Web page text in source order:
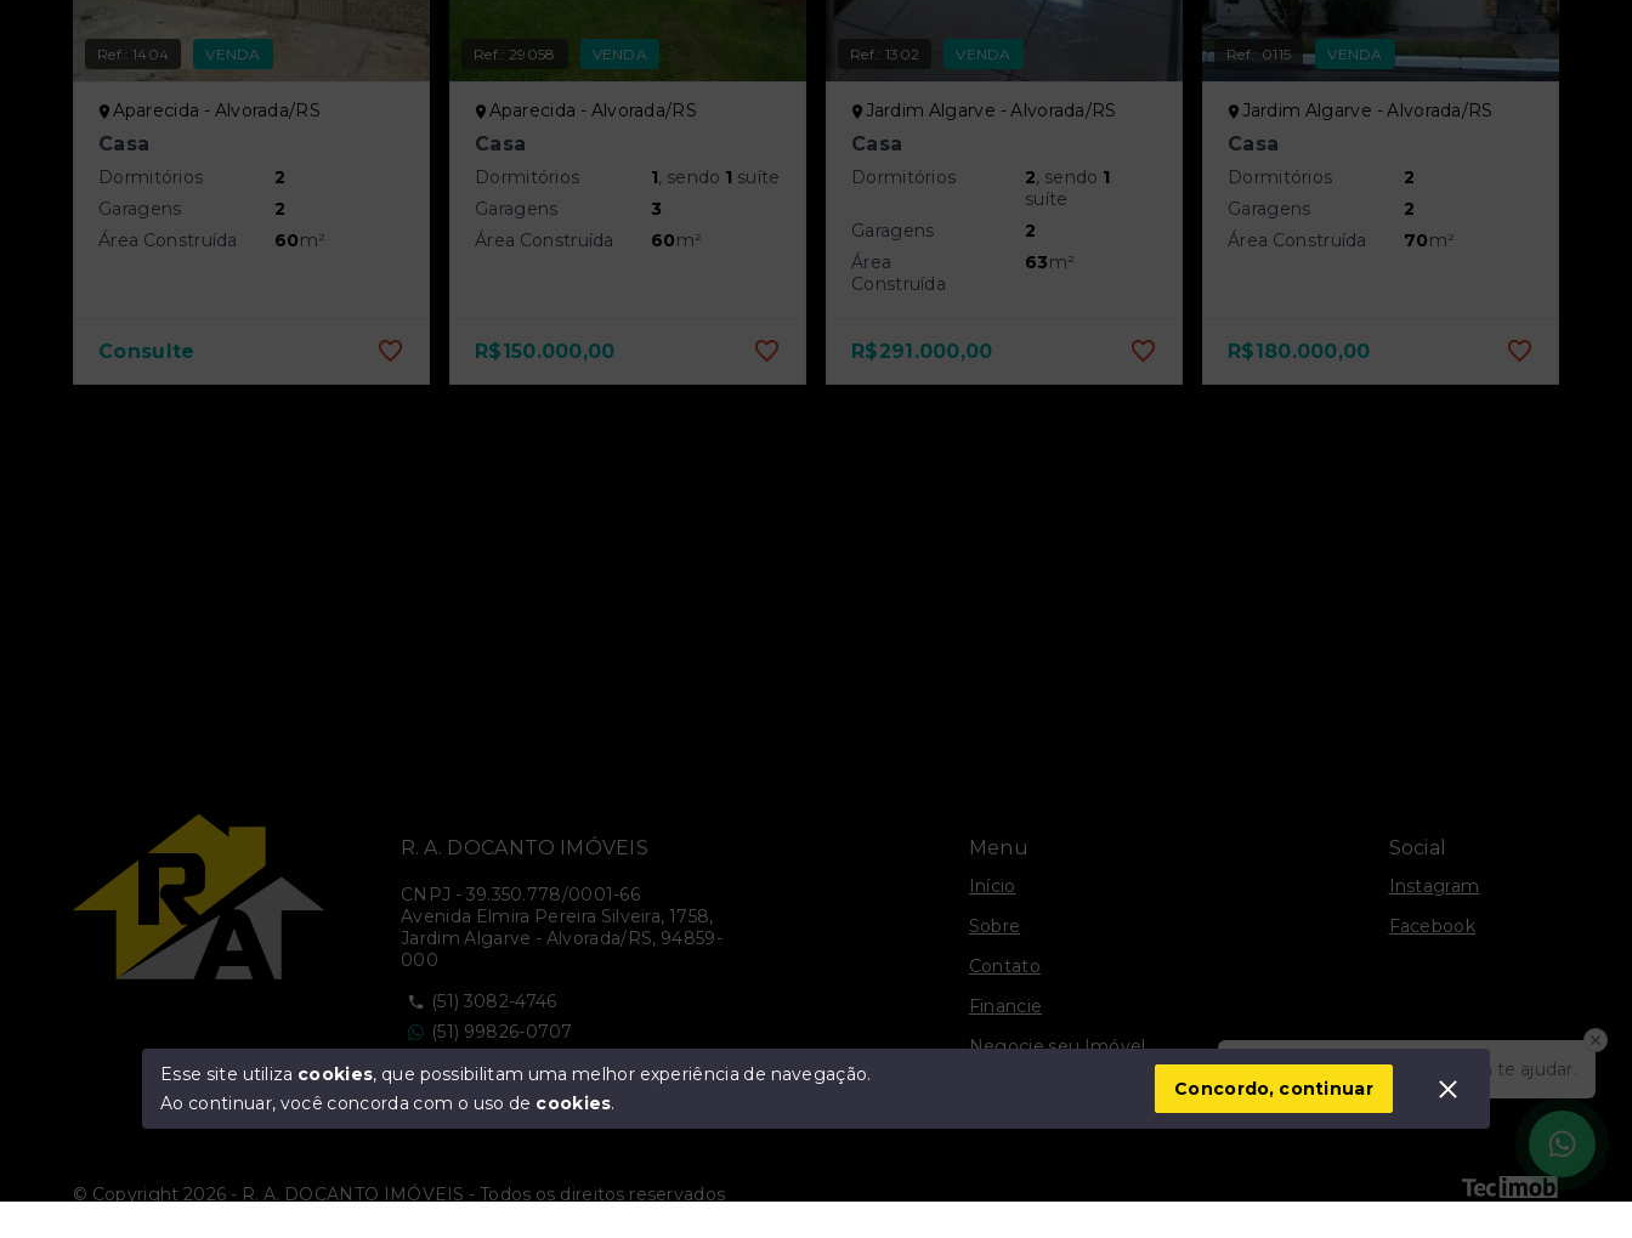
Ref.:1404 VENDA
Aparecida - Alvorada/RS
Casa
Dormitórios
2
Garagens
2
Área Construída
60m²
Consulte
Ref.: 29058 VENDA
Aparecida - Alvorada/RS
Casa
Dormitórios 1, sendo 1 suíte
Garagens
3
Área Construída
60m²
R$150.000,00
Ref.:1302 VENDA
Jardim Algarve - Alvorada/RS
Casa
Dormitórios 2, sendo 1
suíte
Garagens
2
Área
Construída
63m²
R$291.000,00
Ref.: 0115 VENDA
Jardim Algarve - Alvorada/RS
Casa
Dormitórios
2
Garagens
2
Área Construída
70m²
R$180.000,00
Olá! Estamos disponíveis para te ajudar.
Menu
Início
Sobre
Contato
Financie
Negocie seu Imóvel
Social
Instagram
Facebook
R. A. DOCANTO IMÓVEIS
CNPJ - 39.350.778/0001-66
Avenida Elmira Pereira Silveira, 1758,
Jardim Algarve - Alvorada/RS, 94859-
000
(51) 3082-4746
(51) 99826-0707
(51) 3786-0419
© Copyright 2026 - R. A. DOCANTO IMÓVEIS - Todos os direitos reservados
Esse site utiliza cookies, que possibilitam uma melhor experiência de navegação.
Ao continuar, você concorda com o uso de cookies.
Concordo, continuar